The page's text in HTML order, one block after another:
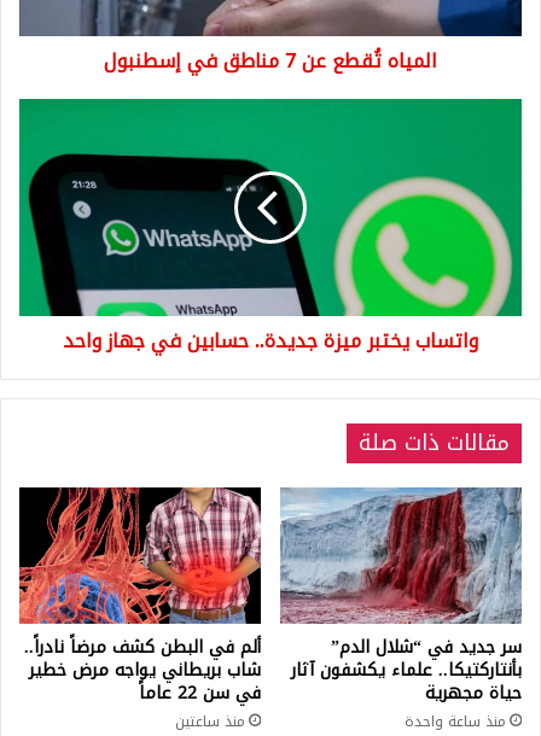
المياه تُقطع عن 7 مناطق في إسطنبول
جديدة..
حسابين
في
جهاز
واحد
واتساب يختبر ميزة جديدة.. حسابين في جهاز واحد
مقالات ذات صلة
سر جديد في “شلال الدم”
بأنتاركتيكا.. علماء يكشفون آثار
حياة مجهرية
منذ ساعة واحدة
ألم في البطن كشف مرضاً نادراً..
شاب بريطاني يواجه مرض خطير
في سن 22 عاماً
منذ ساعتين